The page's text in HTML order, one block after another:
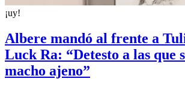
¡uy!
Albere mandó al frente a
Luck Ra: “Detesto a las que
macho ajeno”